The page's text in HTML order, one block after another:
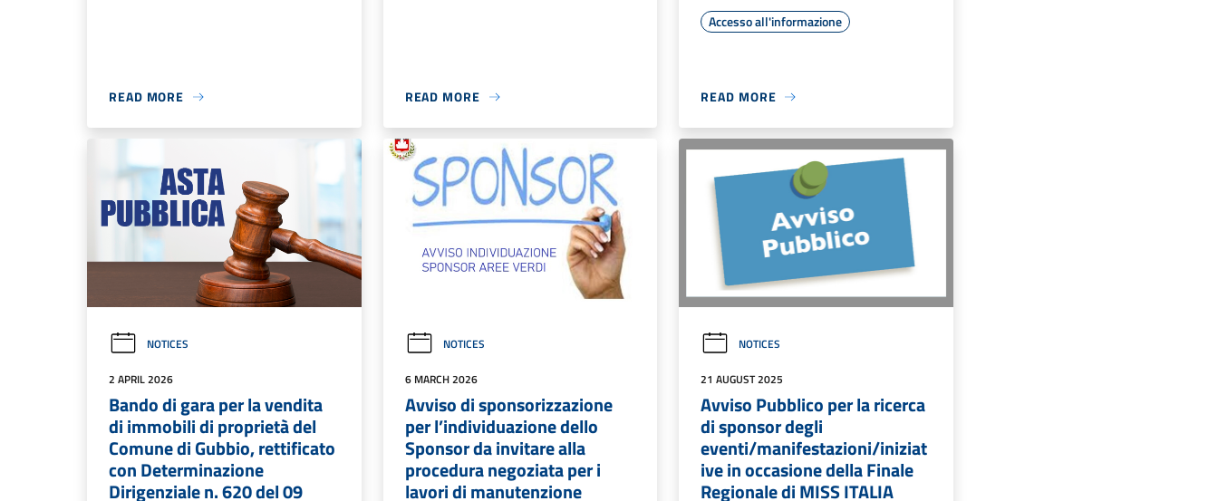
READ MORE READ MORE
Accesso all'informazione
READ MORE
NOTICES
2 APRIL 2026
Bando di gara per la vendita
di immobili di proprietà del
Comune di Gubbio, rettificato
con Determinazione
Dirigenziale n. 620 del 09
NOTICES
6 MARCH 2026
Avviso di sponsorizzazione
per l’individuazione dello
Sponsor da invitare alla
procedura negoziata per i
lavori di manutenzione
NOTICES
21 AUGUST 2025
Avviso Pubblico per la ricerca
di sponsor degli
eventi/manifestazioni/iniziat
ive in occasione della Finale
Regionale di MISS ITALIA